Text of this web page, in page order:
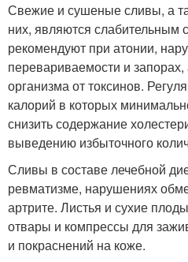
Свежие и сушеные сливы, а
них, являются слабительным
рекомендуют при атонии,
перевариваемости и
организма от токсинов.
калорий в которых
снизить содержание
выведению избыточного
Сливы в составе лечебной
ревматизме, нарушениях
артрите. Листья и сухие
отвары и компрессы для
и покраснений на коже.